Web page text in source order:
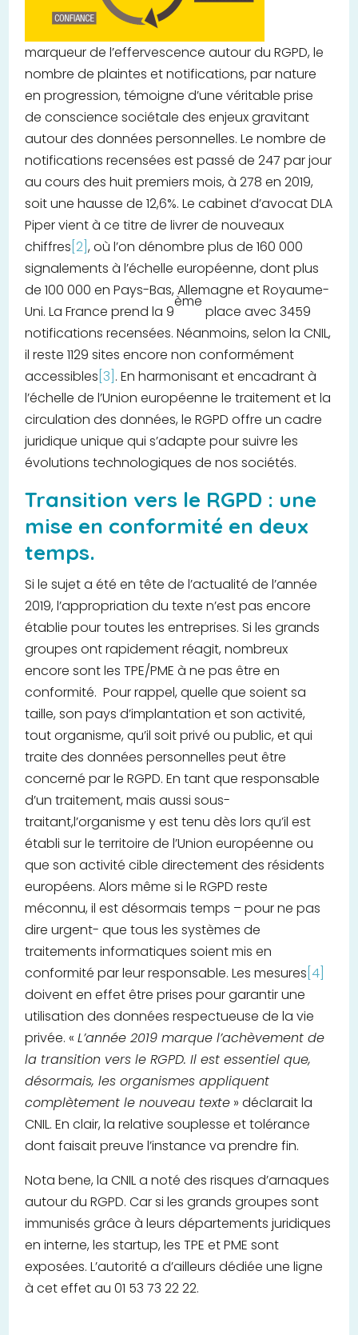
marqueur de l’effervescence autour du RGPD, le
nombre de plaintes et notifications, par nature
en progression, témoigne d’une véritable prise
de conscience sociétale des enjeux gravitant
autour des données personnelles. Le nombre de
notifications recensées est passé de 247 par jour
au cours des huit premiers mois, à 278 en 2019,
soit une hausse de 12,6%. Le cabinet d’avocat DLA
Piper vient à ce titre de livrer de nouveaux
chiffres [2], où l’on dénombre plus de 160 000
signalements à l’échelle européenne, dont plus
de 100 000 en Pays-Bas, Allemagne et Royaume-
Uni. La France prend la 9
ème
place avec 3459
notifications recensées. Néanmoins, selon la CNIL,
il reste 1129 sites encore non conformément
accessibles [3] . En harmonisant et encadrant à
l’échelle de l’Union européenne le traitement et la
circulation des données, le RGPD offre un cadre
juridique unique qui s’adapte pour suivre les
évolutions technologiques de nos sociétés.
Transition vers le RGPD : une
mise en conformité en deux
temps.
Si le sujet a été en tête de l’actualité de l’année
2019, l’appropriation du texte n’est pas encore
établie pour toutes les entreprises. Si les grands
groupes ont rapidement réagit, nombreux
encore sont les TPE/PME à ne pas être en
conformité. Pour rappel, quelle que soient sa
taille, son pays d’implantation et son activité,
tout organisme, qu’il soit privé ou public, et qui
traite des données personnelles peut être
concerné par le RGPD. En tant que responsable
d’un traitement, mais aussi sous-
traitant,l’organisme y est tenu dès lors qu’il est
établi sur le territoire de l’Union européenne ou
que son activité cible directement des résidents
européens. Alors même si le RGPD reste
méconnu, il est désormais temps – pour ne pas
dire urgent- que tous les systèmes de
traitements informatiques soient mis en
conformité par leur responsable. Les mesures [4]
doivent en effet être prises pour garantir une
utilisation des données respectueuse de la vie
privée. «L’année 2019 marque l’achèvement de
la transition vers le RGPD. Il est essentiel que,
désormais, les organismes appliquent
complètement le nouveau texte » déclarait la
CNIL. En clair, la relative souplesse et tolérance
dont faisait preuve l’instance va prendre fin.
Nota bene, la CNIL a noté des risques d’arnaques
autour du RGPD. Car si les grands groupes sont
immunisés grâce à leurs départements juridiques
en interne, les startup, les TPE et PME sont
exposées. L’autorité a d’ailleurs dédiée une ligne
à cet effet au 01 53 73 22 22.